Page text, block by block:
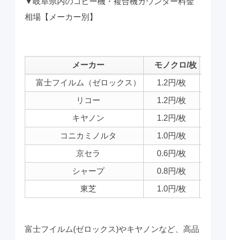
相場【メーカー別】
メーカー モノクロ/枚
富士フイルム（ゼロックス） 1.2円/枚
リコー 1.2円/枚
キヤノン 1.2円/枚
コニカミノルタ 1.0円/枚
京セラ 0.6円/枚
シャープ 0.8円/枚
東芝 1.0円/枚
富士フイルム(ゼロックス)やキヤノンなど、高品